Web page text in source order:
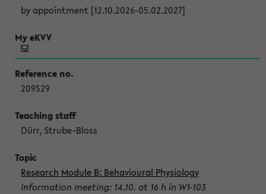
by appointment [12.10.2026-05.02.2027]
209529
Dürr, Strube-Bloss
Research Module B: Behavioural Physiology
Information meeting: 14.10. at 16 h in W1-103